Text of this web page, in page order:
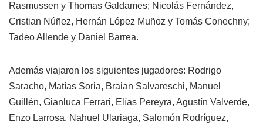
Rasmussen y Thomas Galdames; Nicolás Fernández,
Cristian Núñez, Hernán López Muñoz y Tomás Conechny;
Tadeo Allende y Daniel Barrea.
Además viajaron los siguientes jugadores: Rodrigo
Saracho, Matías Soria, Braian Salvareschi, Manuel
Guillén, Gianluca Ferrari, Elías Pereyra, Agustín Valverde,
Enzo Larrosa, Nahuel Ulariaga, Salomón Rodríguez,